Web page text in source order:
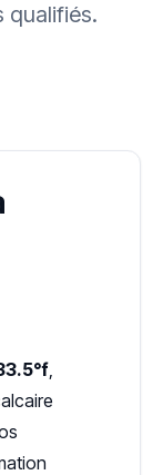
qualifiés.
,